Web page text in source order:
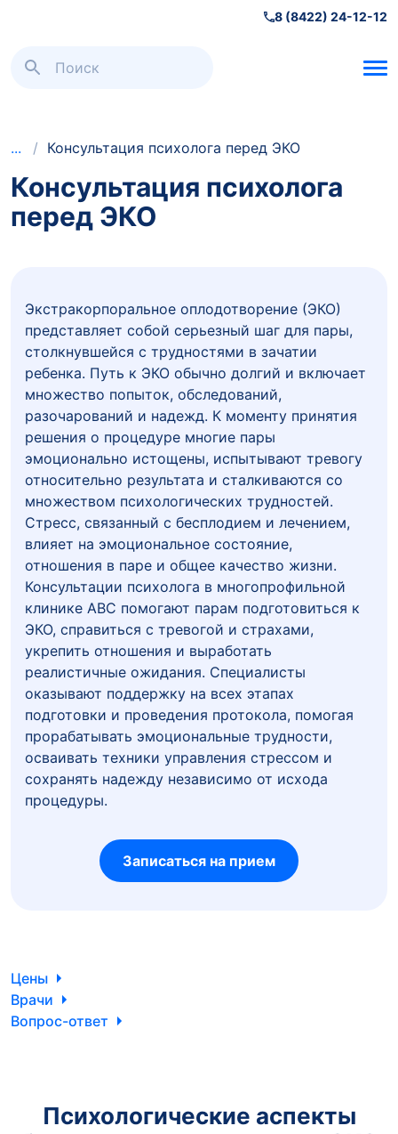
8 (8422) 24-12-12
Психология
/ Консультация психолога перед ЭКО
Консультация психолога
перед ЭКО
Экстракорпоральное оплодотворение (ЭКО)
представляет собой серьезный шаг для пары,
столкнувшейся с трудностями в зачатии
ребенка. Путь к ЭКО обычно долгий и включает
множество попыток, обследований,
разочарований и надежд. К моменту принятия
решения о процедуре многие пары
эмоционально истощены, испытывают тревогу
относительно результата и сталкиваются со
множеством психологических трудностей.
Стресс, связанный с бесплодием и лечением,
влияет на эмоциональное состояние,
отношения в паре и общее качество жизни.
Консультации психолога в многопрофильной
клинике ABC помогают парам подготовиться к
ЭКО, справиться с тревогой и страхами,
укрепить отношения и выработать
реалистичные ожидания. Специалисты
оказывают поддержку на всех этапах
подготовки и проведения протокола, помогая
прорабатывать эмоциональные трудности,
осваивать техники управления стрессом и
сохранять надежду независимо от исхода
процедуры.
Записаться на прием
Цены
Врачи
Вопрос-ответ
Психологические аспекты